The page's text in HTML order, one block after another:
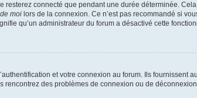
resterez connecté que pendant une durée déterminée.
moi lors de la connexion. Ce n’est pas recommandé si
qu’un administrateur du forum a désactivé cette
et votre connexion au forum. Ils fournissent
des problèmes de connexion ou de